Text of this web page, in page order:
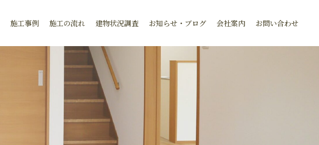
施工事例 施工の流れ 建物状況調査 お知らせ・ブログ 会社案内 お問い合わせ